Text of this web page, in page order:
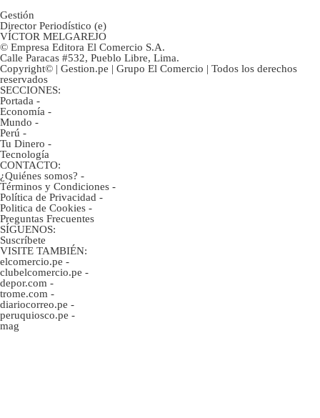
Gestión
Director Periodístico (e)
VÍCTOR MELGAREJO
© Empresa Editora El Comercio S.A.
Calle Paracas #532, Pueblo Libre, Lima.
Copyright© | Gestion.pe | Grupo El Comercio | Todos los derechos
reservados
SECCIONES:
Portada -
Economía -
Mundo -
Perú -
Tu Dinero -
Tecnología
CONTACTO:
¿Quiénes somos? -
Términos y Condiciones -
Política de Privacidad -
Politica de Cookies -
Preguntas Frecuentes
SÍGUENOS:
Suscríbete
VISITE TAMBIÉN:
elcomercio.pe -
clubelcomercio.pe -
depor.com -
trome.com -
diariocorreo.pe -
peruquiosco.pe -
mag